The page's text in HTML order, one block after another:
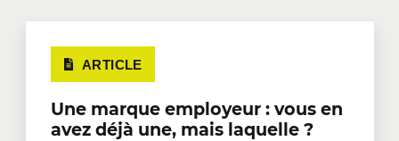
ARTICLE
Une marque employeur : vous en
avez déjà une, mais laquelle ?